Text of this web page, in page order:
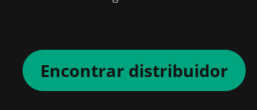
Encontrar distribuidor